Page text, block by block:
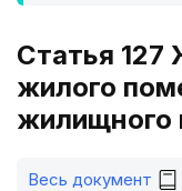
Статья
жилого
жилищного
Весь документ